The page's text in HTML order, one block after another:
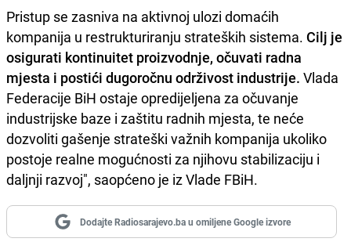
Pristup se zasniva na aktivnoj ulozi domaćih
kompanija u restrukturiranju strateških sistema. Cilj je
osigurati kontinuitet proizvodnje, očuvati radna
mjesta i postići dugoročnu održivost industrije. Vlada
Federacije BiH ostaje opredijeljena za očuvanje
industrijske baze i zaštitu radnih mjesta, te neće
dozvoliti gašenje strateški važnih kompanija ukoliko
postoje realne mogućnosti za njihovu stabilizaciju i
daljnji razvoj", saopćeno je iz Vlade FBiH.
Dodajte Radiosarajevo.ba u omiljene Google izvore